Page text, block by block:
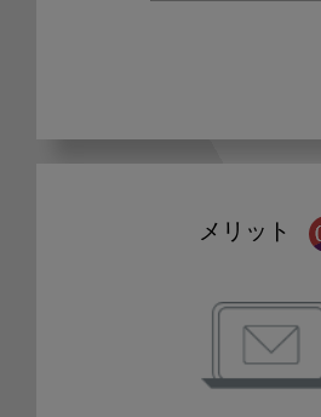
メリット